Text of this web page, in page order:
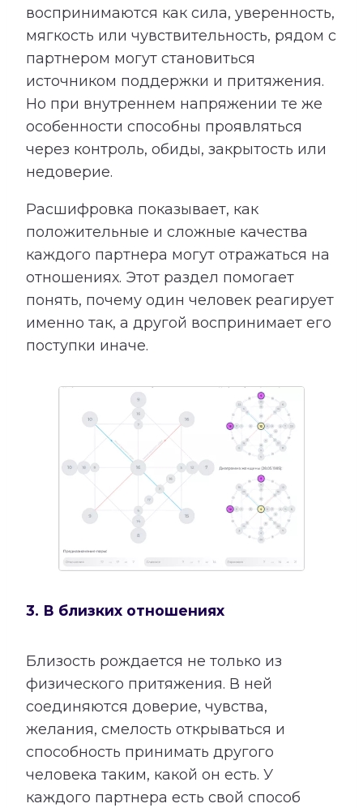
воспринимаются как сила, уверенность,
мягкость или чувствительность, рядом с
партнером могут становиться
источником поддержки и притяжения.
Но при внутреннем напряжении те же
особенности способны проявляться
через контроль, обиды, закрытость или
недоверие.
Расшифровка показывает, как
положительные и сложные качества
каждого партнера могут отражаться на
отношениях. Этот раздел помогает
понять, почему один человек реагирует
именно так, а другой воспринимает его
поступки иначе.
3. В близких отношениях
Близость рождается не только из
физического притяжения. В ней
соединяются доверие, чувства,
желания, смелость открываться и
способность принимать другого
человека таким, какой он есть. У
каждого партнера есть свой способ